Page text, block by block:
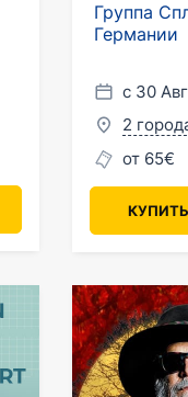
Группа
Германии
с 30
2
от 65€